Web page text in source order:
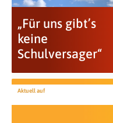
„Für uns gibt’s
keine
Schulversager“
Aktuell auf